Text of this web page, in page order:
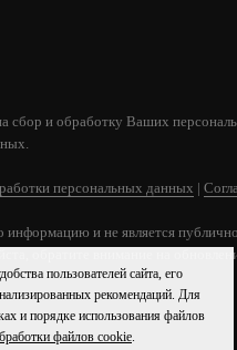
сбор и обработку Ваших
персональных данных |
и не является
обратите внимание на
пользователей сайта, его
рекомендаций. Для
и порядке использования файлов
файлов cookie.